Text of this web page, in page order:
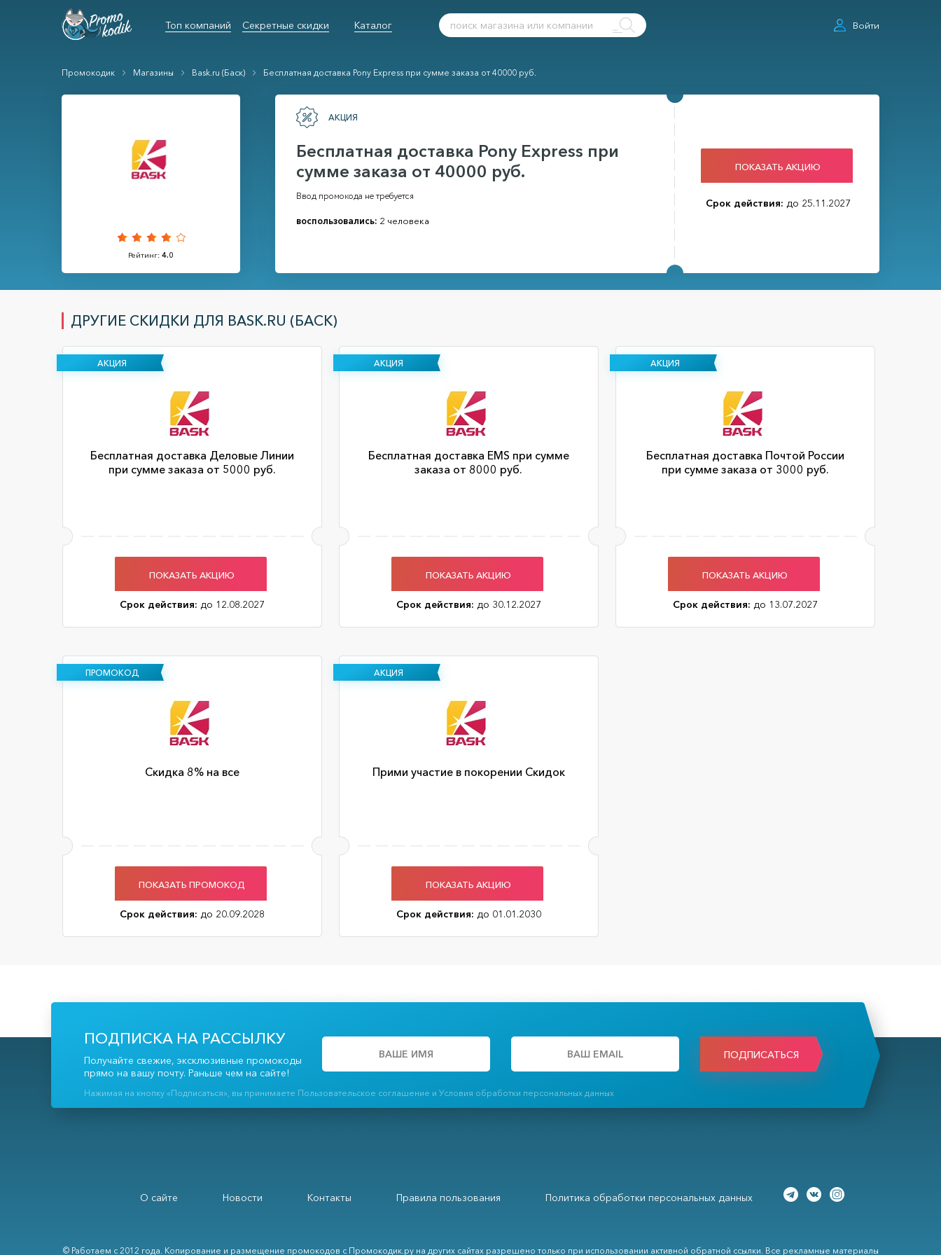
Топ компаний Секретные скидки Каталог Войти
Промокодик Магазины Bask.ru (Баск) Бесплатная доставка Pony Express при сумме заказа от 40000 руб.
Рейтинг: 4.0
АКЦИЯ
Бесплатная доставка Pony Express при
сумме заказа от 40000 руб.
Ввод промокода не требуется
воспользовались: 2 человека
ПОКАЗАТЬ АКЦИЮ
Срок действия: до 25.11.2027
ДРУГИЕ СКИДКИ ДЛЯ BASK.RU (БАСК)
АКЦИЯ
Бесплатная доставка Деловые Линии
при сумме заказа от 5000 руб.
ПОКАЗАТЬ АКЦИЮ
Срок действия: до 12.08.2027
АКЦИЯ
Бесплатная доставка EMS при сумме
заказа от 8000 руб.
ПОКАЗАТЬ АКЦИЮ
Срок действия: до 30.12.2027
АКЦИЯ
Бесплатная доставка Почтой России
при сумме заказа от 3000 руб.
ПОКАЗАТЬ АКЦИЮ
Срок действия: до 13.07.2027
ПРОМОКОД
Скидка 8% на все
ПОКАЗАТЬ ПРОМОКОД
Срок действия: до 20.09.2028
АКЦИЯ
Прими участие в покорении Скидок
ПОКАЗАТЬ АКЦИЮ
Срок действия: до 01.01.2030
ПОДПИСКА НА РАССЫЛКУ
Получайте свежие, эксклюзивные промокоды
прямо на вашу почту. Раньше чем на сайте!
ПОДПИСАТЬСЯ
Нажимая на кнопку «Подписаться», вы принимаете Пользовательское соглашение и Условия обработки персональных данных
О сайте Новости Контакты Правила пользования Политика обработки персональных данных
© Работаем с 2012 года. Копирование и размещение промокодов с Промокодик.ру на других сайтах разрешено только при использовании активной обратной ссылки. Все рекламные материалы